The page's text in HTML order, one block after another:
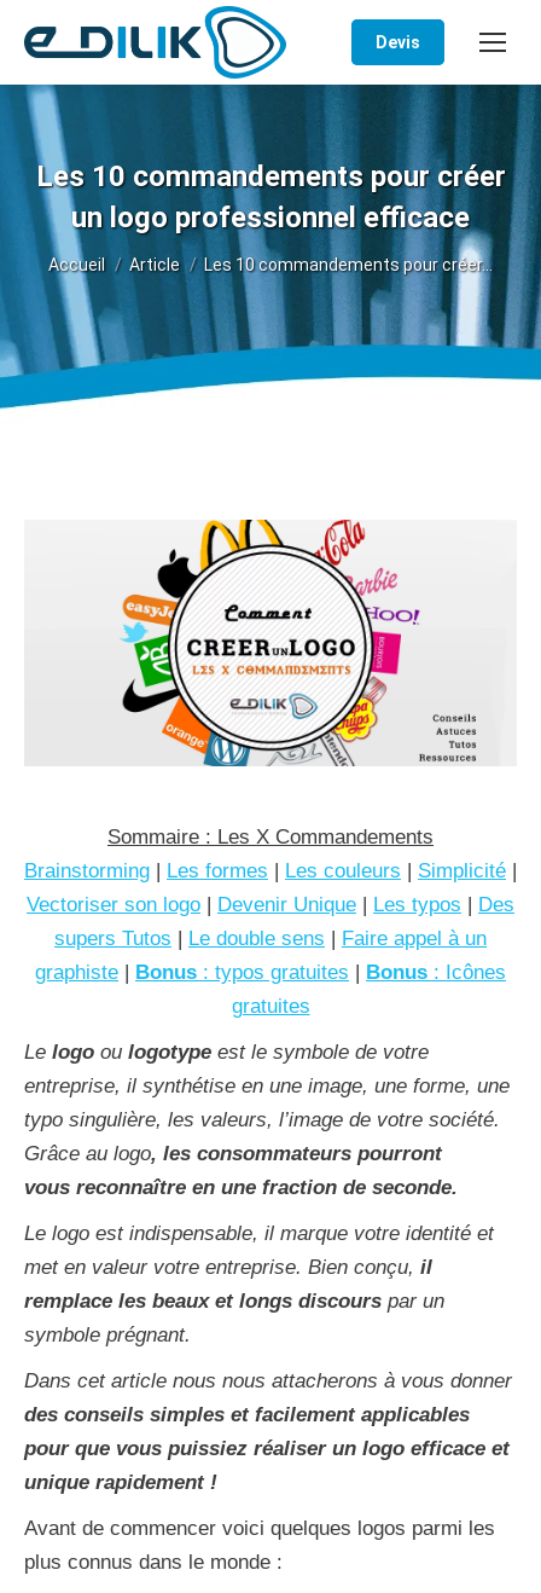
Devis
Les 10 commandements pour créer
un logo professionnel efficace
Vous êtes ici :
Accueil Article Les 10 commandements pour créer…
Sommaire : Les X Commandements
Brainstorming | Les formes | Les couleurs | Simplicité |
Vectoriser son logo | Devenir Unique | Les typos | Des
supers Tutos | Le double sens | Faire appel à un
graphiste | Bonus : typos gratuites | Bonus : Icônes
gratuites
Le logo ou logotype est le symbole de votre
entreprise, il synthétise en une image, une forme, une
typo singulière, les valeurs, l’image de votre société.
Grâce au logo, les consommateurs pourront
vous reconnaître en une fraction de seconde.
Le logo est indispensable, il marque votre identité et
met en valeur votre entreprise. Bien conçu, il
remplace les beaux et longs discours par un
symbole prégnant.
Dans cet article nous nous attacherons à vous donner
des conseils simples et facilement applicables
pour que vous puissiez réaliser un logo efficace et
unique rapidement !
Avant de commencer voici quelques logos parmi les
plus connus dans le monde :